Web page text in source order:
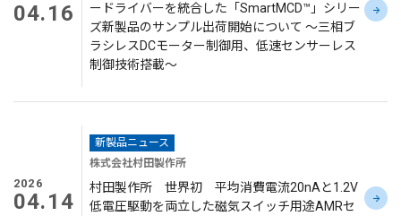
04.16
ードライバーを統合した「SmartMCD™」シリー
ズ新製品のサンプル出荷開始について ～三相ブ
ラシレスDCモーター制御用、低速センサーレス
制御技術搭載～
2026
04.14
新製品ニュース
株式会社村田製作所
村田製作所 世界初 平均消費電流20nAと1.2V
低電圧駆動を両立した磁気スイッチ用途AMRセ